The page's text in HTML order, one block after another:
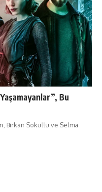
Bu
Birkan Sokullu ve Selma